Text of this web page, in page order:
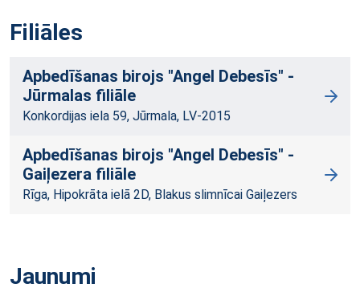
Filiāles
Apbedīšanas birojs "Angel Debesīs" -
Jūrmalas filiāle
Konkordijas iela 59, Jūrmala, LV-2015
Apbedīšanas birojs "Angel Debesīs" -
Gaiļezera filiāle
Rīga, Hipokrāta ielā 2D, Blakus slimnīcai Gaiļezers
Jaunumi